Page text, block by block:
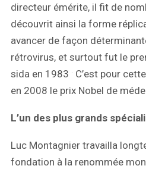
directeur émérite, il fit de
découvrit ainsi la forme
avancer de façon
rétrovirus, et surtout fut le
sida en 1983 . C’est pour
en 2008 le prix Nobel de
L’un des plus grands
Luc Montagnier travailla
fondation à la renommée